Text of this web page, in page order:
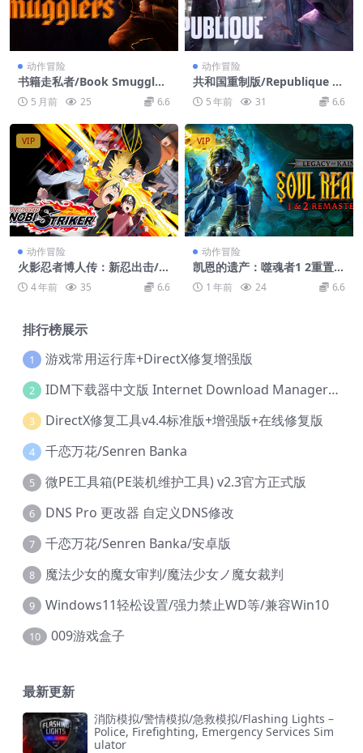
动作冒险
书籍走私者/Book Smuggler
s 5 月前 25 6.6
动作冒险
共和国重制版/Republique R
emastered
5 年前 31 6.6
VIP
动作冒险
火影忍者博人传：新忍出击/N
ARUTO TO BORUTO: SHIN
OBI STRIKER
4 年前 35 6.6
VIP
动作冒险
凯恩的遗产：噬魂者1 2重置
版/Legacy of Kain Soul Rea
ver 11 年前 24 6.6
排行榜展示
1 游戏常用运行库+DirectX修复增强版
2 IDM下载器中文版 Internet Download Manager v6.42.36 IDM
3 DirectX修复工具v4.4标准版+增强版+在线修复版
4 千恋万花/Senren Banka
5 微PE工具箱(PE装机维护工具) v2.3官方正式版
6 DNS Pro 更改器 自定义DNS修改
7 千恋万花/Senren Banka/安卓版
8 魔法少女的魔女审判/魔法少女ノ魔女裁判
9 Windows11轻松设置/强力禁止WD等/兼容Win10
10 009游戏盒子
最新更新
消防模拟/警情模拟/急救模拟/Flashing Lights –
Police, Firefighting, Emergency Services Sim
ulator